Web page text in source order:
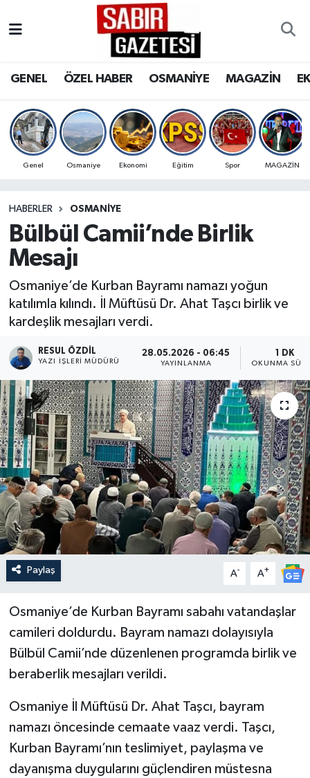
GENEL ÖZEL HABER OSMANİYE MAGAZİN
Genel Osmaniye Ekonomi Eğitim Spor MAGAZİN
HABERLER OSMANIYE
Bülbül Camii’nde Birlik
Mesajı
Osmaniye’de Kurban Bayramı namazı yoğun
katılımla kılındı. İl Müftüsü Dr. Ahat Taşcı birlik ve
kardeşlik mesajları verdi.
RESUL ÖZDIL
YAZI İŞLERI MÜDÜRÜ
28.05.2026 - 06:45
YAYINLANMA
1 DK
OKUNMA
Paylaş A- A+
Osmaniye’de Kurban Bayramı sabahı vatandaşlar
camileri doldurdu. Bayram namazı dolayısıyla
Bülbül Camii’nde düzenlenen programda birlik ve
beraberlik mesajları verildi.
Osmaniye İl Müftüsü Dr. Ahat Taşcı, bayram
namazı öncesinde cemaate vaaz verdi. Taşcı,
Kurban Bayramı’nın teslimiyet, paylaşma ve
dayanışma duygularını güçlendiren müstesna
OSMANİYE
MAGAZİN
SPOR
RESMİ İLANLAR
Osmaniye Nöbetçi Eczaneler
Osmaniye Trafik Yoğunluk Haritası
Süper Lig Puan Durumu ve Fikstür
Son Dakika Haberleri
Haber Arşivi